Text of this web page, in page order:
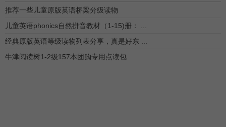
推荐一些儿童原版英语桥梁分级读物
儿童英语phonics自然拼音教材（1-15)册： ...
经典原版英语等级读物列表分享，真是好东 ...
牛津阅读树1-2级157本团购专用点读包